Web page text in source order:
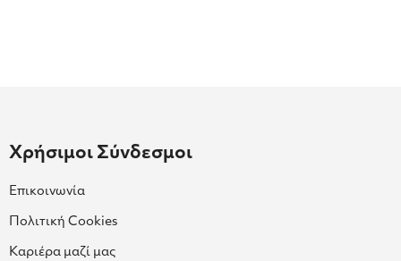
Χρήσιμοι Σύνδεσμοι
Επικοινωνία
Πολιτική Cookies
Καριέρα μαζί μας